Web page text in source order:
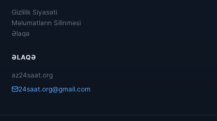
Gizlilik Siyasəti
Məlumatların Silinməsi
Əlaqə
ƏLAQƏ
az24saat.org
24saat.org@gmail.com